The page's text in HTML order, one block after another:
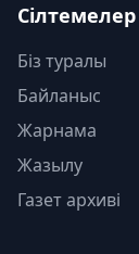
Сілтемелер
Біз туралы
Байланыс
Жарнама
Жазылу
Газет архиві